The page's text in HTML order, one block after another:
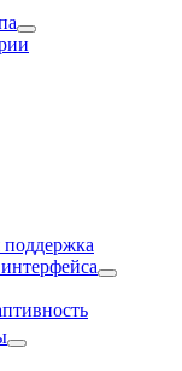
поддержка